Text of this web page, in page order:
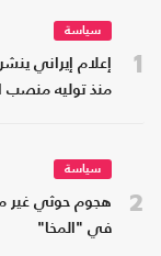
1
سياسة
إعلام إيراني
منذ توليه منصب
2
سياسة
هجوم حوثي
في "المخا"